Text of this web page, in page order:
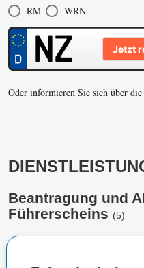
RM
WRN
Jetzt
Oder informieren Sie sich über die
Beantragung und
Führerscheins (5)